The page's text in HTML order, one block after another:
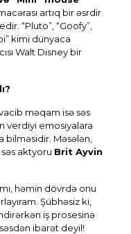
artıq bir əsrdir
“Pluto”, “Goofy”,
kimi dünyaca
Walt Disney bir
məqam isə səs
verdiyi emosiyalara
bilməsidir. Məsələn,
səs aktyoru Brit Ayvin
həmin dövrdə onu
Şübhəsiz ki,
iş prosesinə
ibarət deyil!